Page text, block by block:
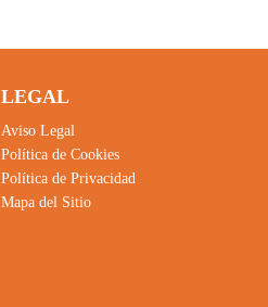
LEGAL
Aviso Legal
Política de Cookies
Política de Privacidad
Mapa del Sitio